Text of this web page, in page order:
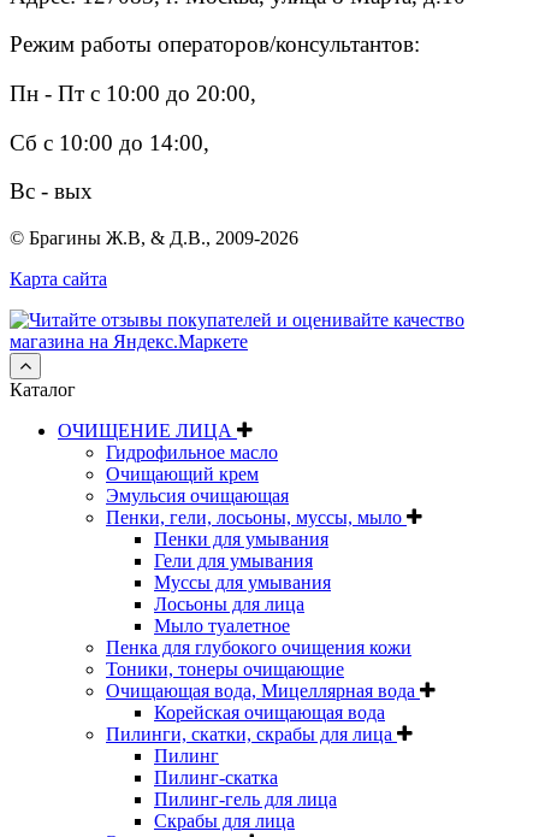
Режим работы операторов/консультантов:
Пн - Пт с 10:00 до 20:00,
Сб с 10:00 до 14:00,
Вс - вых
© Брагины Ж.В, & Д.В., 2009-2026
Карта сайта
Каталог
ОЧИЩЕНИЕ ЛИЦА
Гидрофильное масло
Очищающий крем
Эмульсия очищающая
Пенки, гели, лосьоны, муссы, мыло
Пенки для умывания
Гели для умывания
Муссы для умывания
Лосьоны для лица
Мыло туалетное
Пенка для глубокого очищения кожи
Тоники, тонеры очищающие
Очищающая вода, Мицеллярная вода
Корейская очищающая вода
Пилинги, скатки, скрабы для лица
Пилинг
Пилинг-скатка
Пилинг-гель для лица
Скрабы для лица